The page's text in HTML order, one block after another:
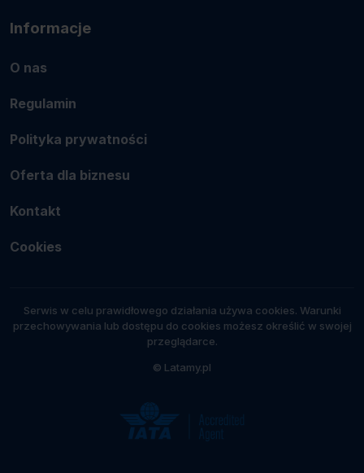
Informacje
O nas
Regulamin
Polityka prywatności
Oferta dla biznesu
Kontakt
Cookies
Serwis w celu prawidłowego działania używa cookies. Warunki
przechowywania lub dostępu do cookies możesz określić w swojej
przeglądarce.
© Latamy.pl